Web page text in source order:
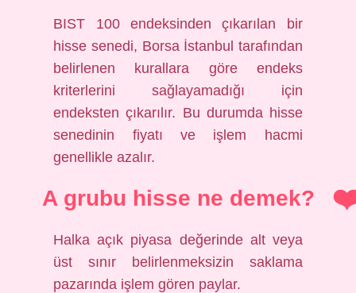
BIST 100 endeksinden çıkarılan bir
hisse senedi, Borsa İstanbul tarafından
belirlenen kurallara göre endeks
kriterlerini sağlayamadığı için
endeksten çıkarılır. Bu durumda hisse
senedinin fiyatı ve işlem hacmi
genellikle azalır.
A grubu hisse ne demek?
Halka açık piyasa değerinde alt veya
üst sınır belirlenmeksizin saklama
pazarında işlem gören paylar.